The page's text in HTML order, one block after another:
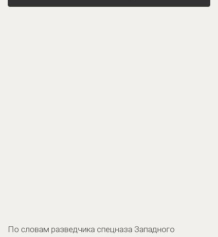
По словам разведчика спецназа Западного